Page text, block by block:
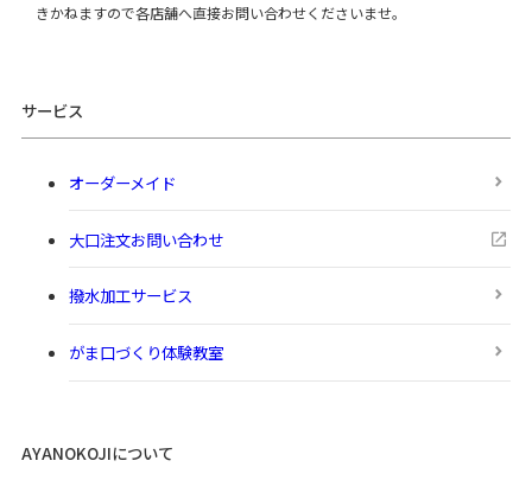
きかねますので各店舗へ直接お問い合わせくださいませ。
サービス
オーダーメイド
大口注文お問い合わせ
撥水加工サービス
がま口づくり体験教室
AYANOKOJIについて